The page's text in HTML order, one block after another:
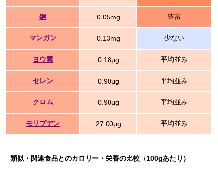
銅 0.05mg 豊富
マンガン 0.13mg 少ない
ヨウ素 0.18μg 平均並み
セレン 0.90μg 平均並み
クロム 0.90μg 平均並み
モリブデン 27.00μg 平均並み
類似・関連食品とのカロリー・栄養の比較（100gあたり）